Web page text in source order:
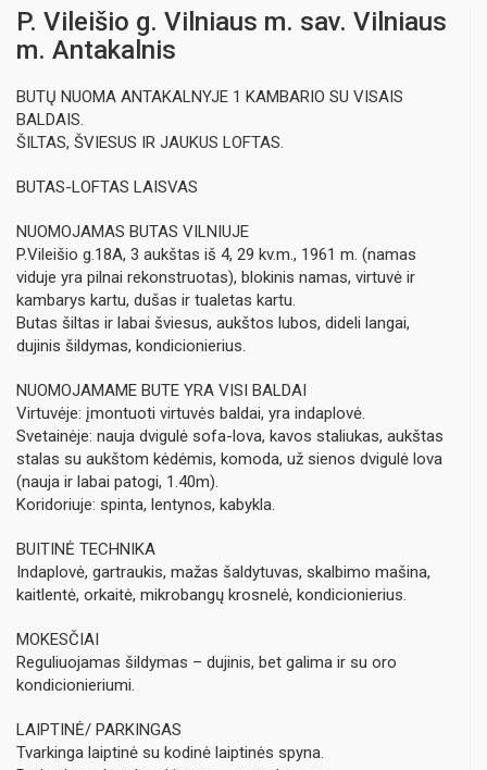
P. Vileišio g. Vilniaus m. sav. Vilniaus
m. Antakalnis
BUTŲ NUOMA ANTAKALNYJE 1 KAMBARIO SU VISAIS
BALDAIS.
ŠILTAS, ŠVIESUS IR JAUKUS LOFTAS.
BUTAS-LOFTAS LAISVAS
NUOMOJAMAS BUTAS VILNIUJE
P.Vileišio g.18A, 3 aukštas iš 4, 29 kv.m., 1961 m. (namas
viduje yra pilnai rekonstruotas), blokinis namas, virtuvė ir
kambarys kartu, dušas ir tualetas kartu.
Butas šiltas ir labai šviesus, aukštos lubos, dideli langai,
dujinis šildymas, kondicionierius.
NUOMOJAMAME BUTE YRA VISI BALDAI
Virtuvėje: įmontuoti virtuvės baldai, yra indaplovė.
Svetainėje: nauja dvigulė sofa-lova, kavos staliukas, aukštas
stalas su aukštom kėdėmis, komoda, už sienos dvigulė lova
(nauja ir labai patogi, 1.40m).
Koridoriuje: spinta, lentynos, kabykla.
BUITINĖ TECHNIKA
Indaplovė, gartraukis, mažas šaldytuvas, skalbimo mašina,
kaitlentė, orkaitė, mikrobangų krosnelė, kondicionierius.
MOKESČIAI
Reguliuojamas šildymas – dujinis, bet galima ir su oro
kondicionieriumi.
LAIPTINĖ/ PARKINGAS
Tvarkinga laiptinė su kodinė laiptinės spyna.